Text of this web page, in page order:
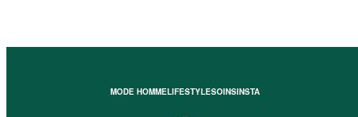
MODE HOMMELIFESTYLESOINSINSTA